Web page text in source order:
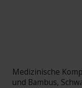
Medizinische
und Bambus,